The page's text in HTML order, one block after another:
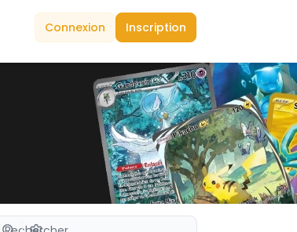
Connexion Inscription
Recherche avancée